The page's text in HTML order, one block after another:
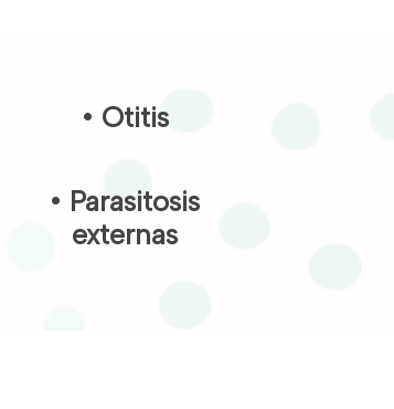
• Otitis
• Parasitosis
externas